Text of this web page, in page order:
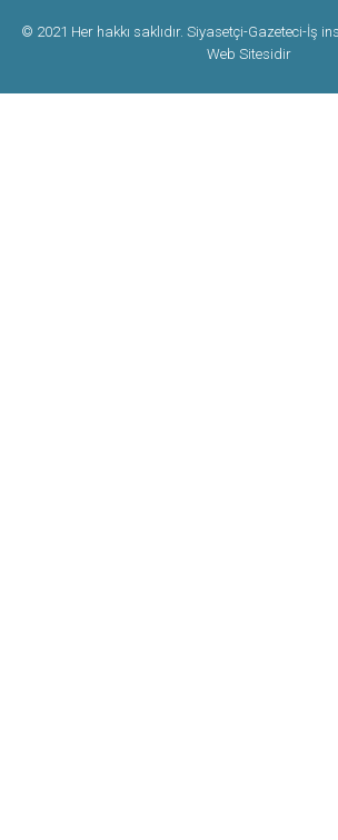
© 2021 Her hakkı saklıdır. Siyasetçi-Gazeteci-İş
Web Sitesidir